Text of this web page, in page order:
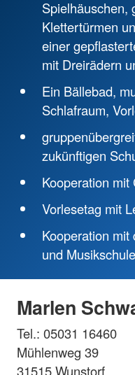
Spielhäuschen,
Klettertürmen
einer
mit Dreirädern
Ein Bällebad,
Schlafraum,
zukünftigen
Kooperation mit
Vorlesetag mit
Kooperation
und
Marlen
Tel.: 05031 16460
Mühlenweg 39
31515 Wunstorf